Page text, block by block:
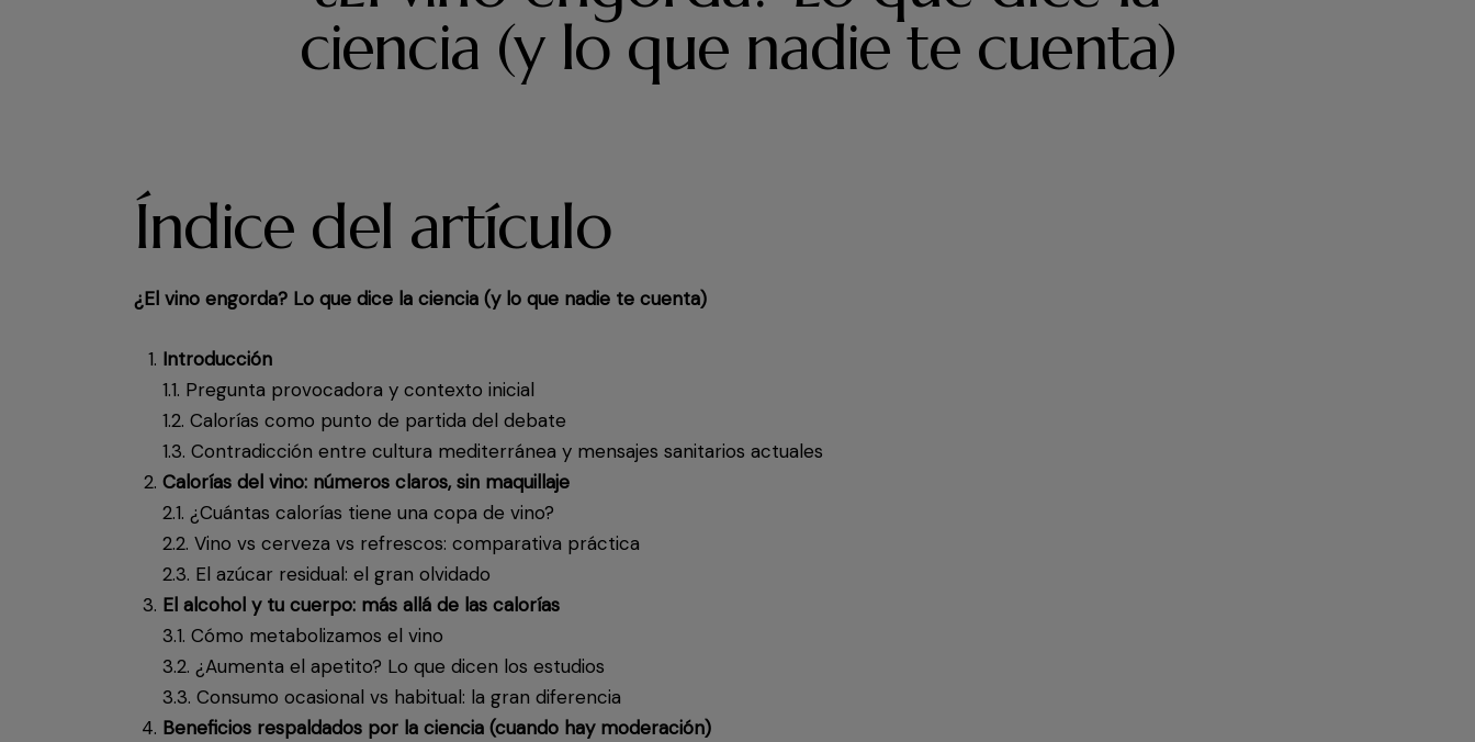
ciencia (y lo que nadie te cuenta)
Índice del artículo
¿El vino engorda? Lo que dice la ciencia (y lo que nadie te cuenta)
Introducción
1.1. Pregunta provocadora y contexto inicial
1.2. Calorías como punto de partida del debate
1.3. Contradicción entre cultura mediterránea y mensajes sanitarios actuales
Calorías del vino: números claros, sin maquillaje
2.1. ¿Cuántas calorías tiene una copa de vino?
2.2. Vino vs cerveza vs refrescos: comparativa práctica
2.3. El azúcar residual: el gran olvidado
El alcohol y tu cuerpo: más allá de las calorías
3.1. Cómo metabolizamos el vino
3.2. ¿Aumenta el apetito? Lo que dicen los estudios
3.3. Consumo ocasional vs habitual: la gran diferencia
Beneficios respaldados por la ciencia (cuando hay moderación)